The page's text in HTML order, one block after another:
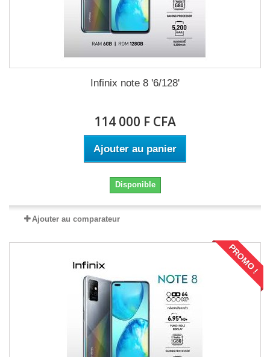
Infinix note 8 '6/128'
114 000 F CFA
Ajouter au panier
Disponible
Ajouter au comparateur
PROMO !